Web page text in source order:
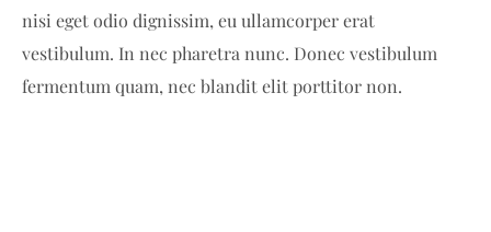
nisi eget odio dignissim, eu ullamcorper erat
vestibulum. In nec pharetra nunc. Donec vestibulum
fermentum quam, nec blandit elit porttitor non.